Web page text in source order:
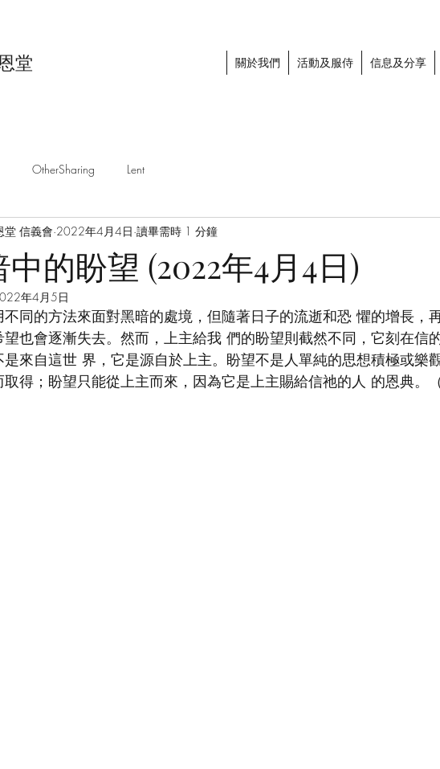
堂 關於我們 活動及服侍 信息及分享
OtherSharing Lent
的盼望 (2022年4月4日)
堂 信義會 2022年4月4日 讀畢需時 1 分鐘
年4月5日
不同的方法來面對黑暗的處境，但隨著日子的流逝和恐 懼的增長，
望也會逐漸失去。然而，上主給我 們的盼望則截然不同，它刻在信
是來自這世 界，它是源自於上主。盼望不是人單純的思想積極或樂
取得；盼望只能從上主而來，因為它是上主賜給信祂的人 的恩典。